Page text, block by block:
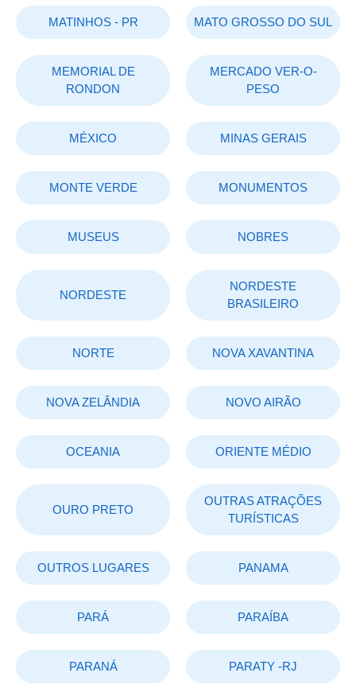
MATINHOS - PR MATO GROSSO DO SUL
MEMORIAL DE
RONDON
MERCADO VER-O-
PESO
MÉXICO MINAS GERAIS
MONTE VERDE MONUMENTOS
MUSEUS NOBRES
NORDESTE
NORDESTE
BRASILEIRO
NORTE NOVA XAVANTINA
NOVA ZELÂNDIA NOVO AIRÃO
OCEANIA ORIENTE MÉDIO
OURO PRETO
OUTRAS ATRAÇÕES
TURÍSTICAS
OUTROS LUGARES PANAMA
PARÁ PARAÍBA
PARANÁ PARATY -RJ